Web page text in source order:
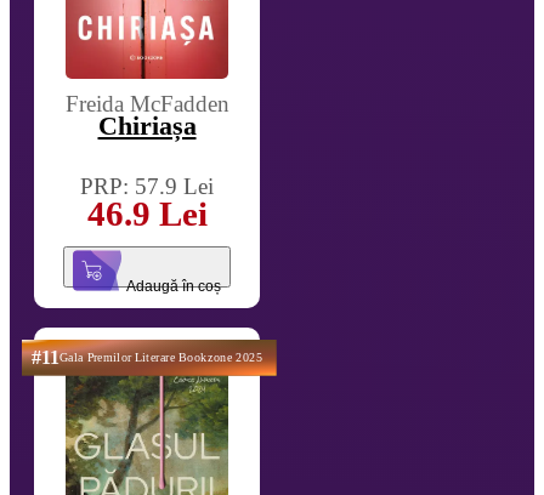
Freida McFadden
Chiriașa
PRP: 57.9 Lei
46.9 Lei
Adaugă în coș
#11Gala Premilor Literare Bookzone 2025